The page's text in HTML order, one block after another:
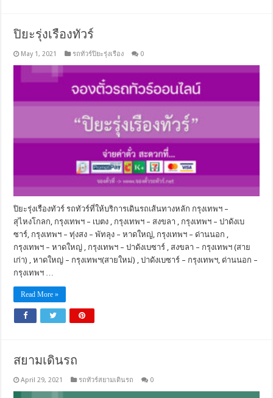
ปิยะรุ่งเรืองทัวร์
May 1, 2021 รถทัวร์ปิยะรุ่งเรือง 0
ปิยะรุ่งเรืองทัวร์ รถทัวร์ที่ให้บริการเดินรถเส้นทางหลัก กรุงเทพฯ –
สุไหงโกลก, กรุงเทพฯ – เบตง , กรุงเทพฯ – สงขลา , กรุงเทพฯ – ปาดังเบ
ซาร์, กรุงเทพฯ – ทุ่งสง – พัทลุง – หาดใหญ่, กรุงเทพฯ – ด่านนอก ,
กรุงเทพฯ – หาดใหญ่ , กรุงเทพฯ – ปาดังเบซาร์ , สงขลา – กรุงเทพฯ (สาย
เก่า) , หาดใหญ่ – กรุงเทพฯ(สายใหม่) , ปาดังเบซาร์ – กรุงเทพฯ, ด่านนอก –
กรุงเทพฯ …
Read More »
สยามเดินรถ
April 29, 2021 รถทัวร์สยามเดินรถ 0